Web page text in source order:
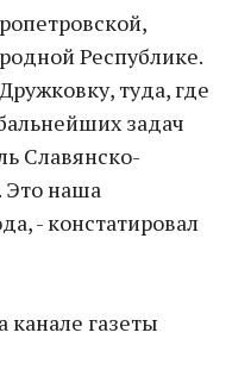
Республике.
туда, где
задач
Славянско-
Это наша
- констатировал
газеты